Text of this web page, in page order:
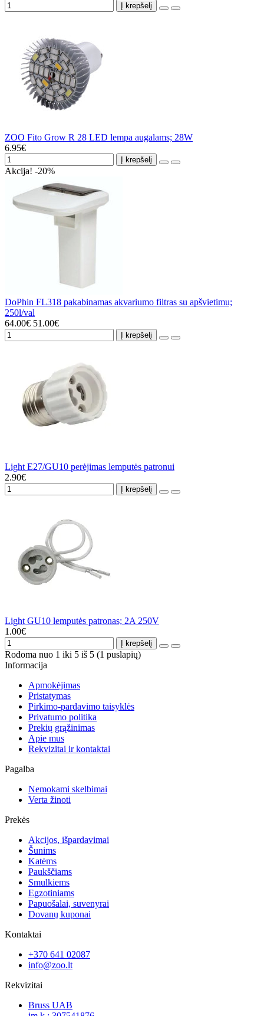
Į krepšelį
ZOO Fito Grow R 28 LED lempa augalams; 28W
6.95€
Į krepšelį
Akcija! -20%
DoPhin FL318 pakabinamas akvariumo filtras su apšvietimu;
250l/val
64.00€ 51.00€
Į krepšelį
Light E27/GU10 perėjimas lemputės patronui
2.90€
Į krepšelį
Light GU10 lemputės patronas; 2A 250V
1.00€
Į krepšelį
Rodoma nuo 1 iki 5 iš 5 (1 puslapių)
Informacija
Apmokėjimas
Pristatymas
Pirkimo-pardavimo taisyklės
Privatumo politika
Prekių grąžinimas
Apie mus
Rekvizitai ir kontaktai
Pagalba
Nemokami skelbimai
Verta žinoti
Prekės
Akcijos, išpardavimai
Šunims
Katėms
Paukščiams
Smulkiems
Egzotiniams
Papuošalai, suvenyrai
Dovanų kuponai
Kontaktai
+370 641 02087
info@zoo.lt
Rekvizitai
Bruss UAB